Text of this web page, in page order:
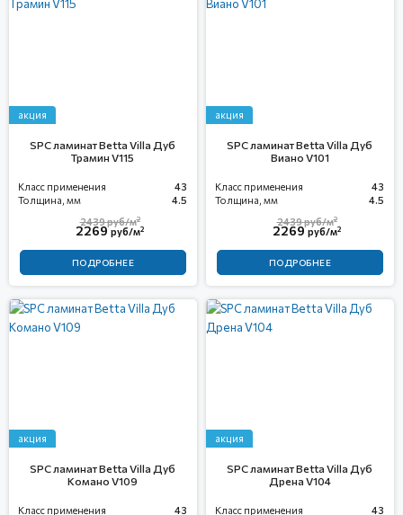
акция
SPC ламинат Betta Villa Дуб
Трамин V115
Класс применения
43
Толщина, мм
4.5
2269руб/м2
2439руб/м2
ПОДРОБНЕЕ
акция
SPC ламинат Betta Villa Дуб
Виано V101
Класс применения
43
Толщина, мм
4.5
2269руб/м2
2439руб/м2
ПОДРОБНЕЕ
акция
SPC ламинат Betta Villa Дуб
Комано V109
Класс применения 43
акция
SPC ламинат Betta Villa Дуб
Дрена V104
Класс применения 43